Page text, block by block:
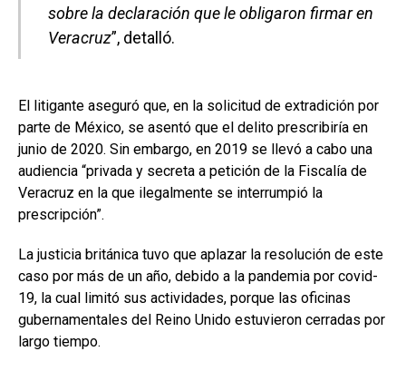
sobre la declaración que le obligaron firmar en
Veracruz”, detalló.
El litigante aseguró que, en la solicitud de extradición por
parte de México, se asentó que el delito prescribiría en
junio de 2020. Sin embargo, en 2019 se llevó a cabo una
audiencia “privada y secreta a petición de la Fiscalía de
Veracruz en la que ilegalmente se interrumpió la
prescripción”.
La justicia británica tuvo que aplazar la resolución de este
caso por más de un año, debido a la pandemia por covid-
19, la cual limitó sus actividades, porque las oficinas
gubernamentales del Reino Unido estuvieron cerradas por
largo tiempo.